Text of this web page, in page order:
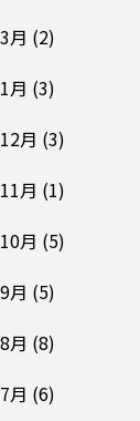
月 (2)
月 (3)
月 (3)
月 (1)
月 (5)
月 (5)
月 (8)
月 (6)